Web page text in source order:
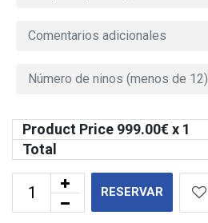
Product Price 999.00€ x 1
Total
RESERVAR